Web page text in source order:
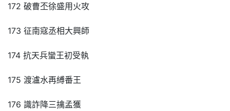
172 破曹丕徐盛用火攻
173 征南寇丞相大興師
174 抗天兵蠻王初受執
175 渡瀘水再縛番王
176 識詐降三擒孟獲